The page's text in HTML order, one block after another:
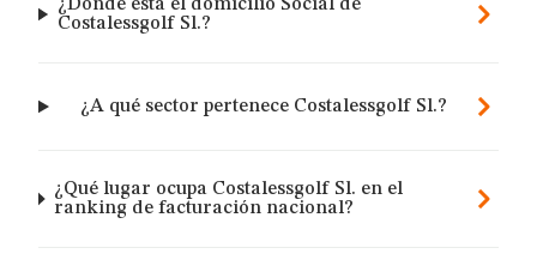
¿Dónde está el domicilio Social de
Costalessgolf Sl.?
¿A qué sector pertenece Costalessgolf Sl.?
¿Qué lugar ocupa Costalessgolf Sl. en el
ranking de facturación nacional?